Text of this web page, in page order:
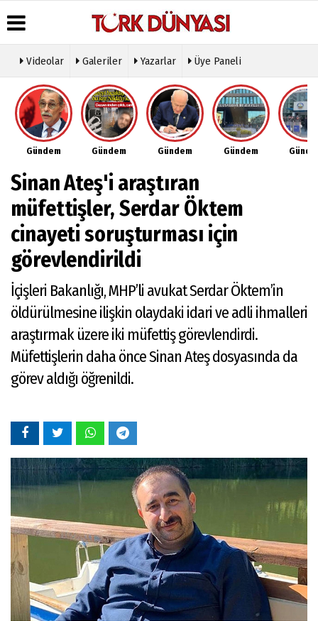
Üye Paneli
Haber
Arşivi
Gazete
Arşivi
Haberleri
Hava
Durumu
Gazete
Manşetleri
Anketler
Biyografiler
Köşe
Yazarları
Video
Galeri
Foto
Etkinlikler
Künye
İletişim
Çerez
Politikası
Videolar Galeriler Yazarlar Üye Paneli
Gündem Gündem Gündem Gündem
Sinan Ateş'i araştıran
müfettişler, Serdar Öktem
cinayeti soruşturması için
görevlendirildi
İçişleri Bakanlığı, MHP’li avukat Serdar Öktem’in
öldürülmesine ilişkin olaydaki idari ve adli ihmalleri
araştırmak üzere iki müfettiş görevlendirdi.
Müfettişlerin daha önce Sinan Ateş dosyasında da
görev aldığı öğrenildi.